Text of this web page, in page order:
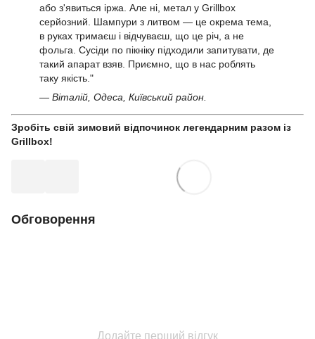
або з'явиться іржа. Але ні, метал у Grillbox
серйозний. Шампури з литвом — це окрема тема,
в руках тримаєш і відчуваєш, що це річ, а не
фольга. Сусіди по пікніку підходили запитувати, де
такий апарат взяв. Приємно, що в нас роблять
таку якість."
— Віталій, Одеса, Київський район.
Зробіть свій зимовий відпочинок легендарним разом із
Grillbox!
Обговорення
Додайте перший відгук